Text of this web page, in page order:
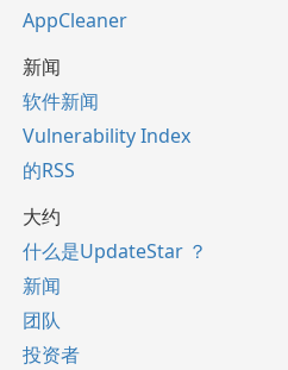
AppCleaner
新闻
软件新闻
Vulnerability Index
的RSS
大约
什么是UpdateStar ？
新闻
团队
投资者